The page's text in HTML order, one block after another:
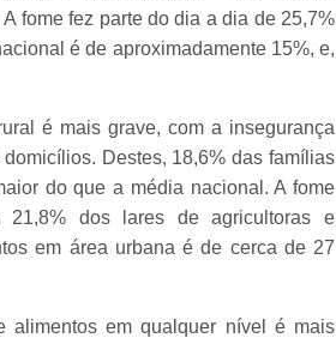
fome fez parte do dia a dia de 25,7%
é de aproximadamente 15%, e,
é mais grave, com a insegurança
Destes, 18,6% das famílias
do que a média nacional. A fome
21,8% dos lares de agricultoras e
em área urbana é de cerca de 27
alimentos em qualquer nível é mais